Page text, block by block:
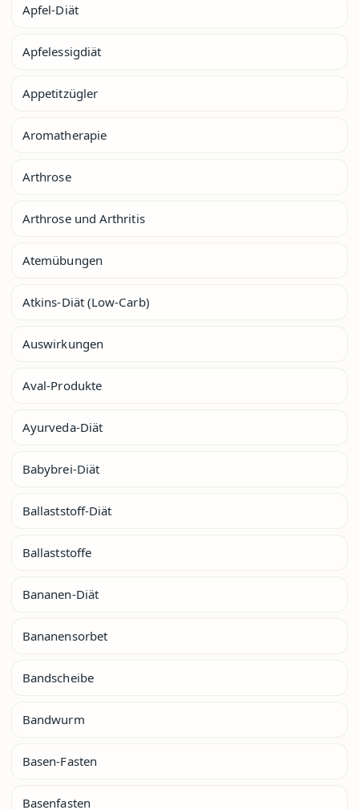
Apfel-Diät
Apfelessigdiät
Appetitzügler
Aromatherapie
Arthrose
Arthrose und Arthritis
Atemübungen
Atkins-Diät (Low-Carb)
Auswirkungen
Aval-Produkte
Ayurveda-Diät
Babybrei-Diät
Ballaststoff-Diät
Ballaststoffe
Bananen-Diät
Bananensorbet
Bandscheibe
Bandwurm
Basen-Fasten
Basenfasten